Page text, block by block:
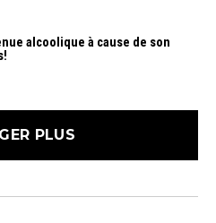
alcoolique à cause de son
PLUS